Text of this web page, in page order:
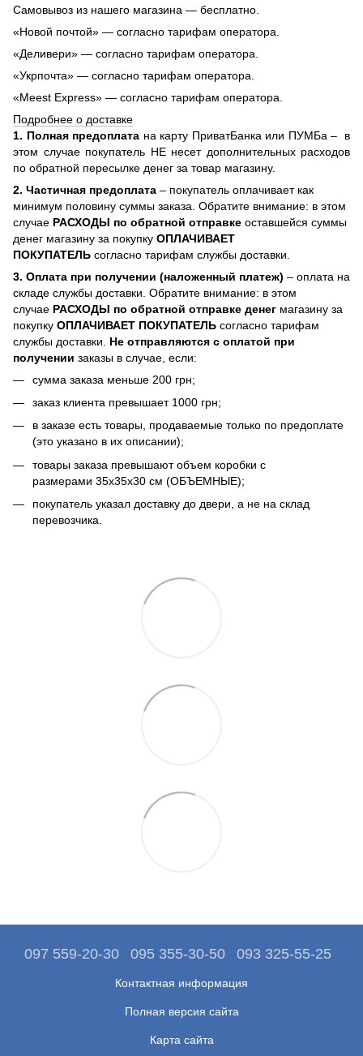
Самовывоз из нашего магазина — бесплатно.
«Новой почтой» — согласно тарифам оператора.
«Деливери» — согласно тарифам оператора.
«Укрпочта» — согласно тарифам оператора.
«Meest Express» — согласно тарифам оператора.
Подробнее о доставке
1. Полная предоплата на карту ПриватБанка или ПУМБа –
в
этом случае покупатель НЕ несет дополнительных расходов
по обратной пересылке денег за товар магазину.
2. Частичная предоплата – покупатель оплачивает как
минимум половину суммы заказа. Обратите внимание: в этом
случае РАСХОДЫ по обратной отправке оставшейся суммы
денег магазину за покупку ОПЛАЧИВАЕТ
ПОКУПАТЕЛЬ согласно тарифам службы доставки.
3. Оплата при получении (наложенный платеж) – оплата на
складе службы доставки. Обратите внимание: в этом
случае РАСХОДЫ по обратной отправке денег магазину за
покупку ОПЛАЧИВАЕТ ПОКУПАТЕЛЬ согласно тарифам
службы доставки. Не отправляются с оплатой при
получении заказы в случае, если:
сумма заказа меньше 200 грн;
заказ клиента превышает 1000 грн;
в заказе есть товары, продаваемые только по предоплате
(это указано в их описании);
товары заказа превышают объем коробки с
размерами 35х35х30 см (ОБЪЕМНЫЕ);
покупатель указал доставку до двери, а не на склад
перевозчика.
097 559-20-30 095 355-30-50 093 325-55-25
Контактная информация
Полная версия сайта
Карта сайта